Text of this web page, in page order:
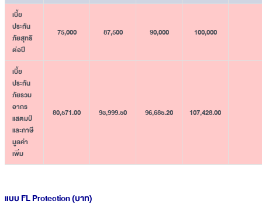
เบี้ย
ประกัน
ภัยสุทธิ
ต่อปี
75,000 87,500 90,000 100,000
เบี้ย
ประกัน
ภัยรวม
อากร
แสตมป์
และภาษี
มูลค่า
เพิ่ม
80,571.00 93,999.50 96,685.20 107,428.00
แบบ FL Protection (บาท)